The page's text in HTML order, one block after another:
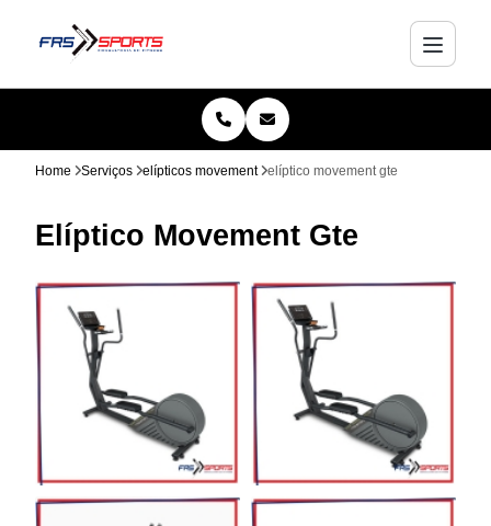
Home Serviços elípticos movement elíptico movement gte
Elíptico Movement Gte